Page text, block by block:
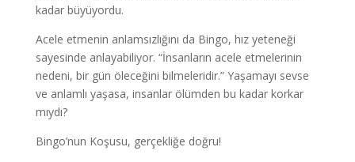
kadar büyüyordu.
Acele etmenin anlamsızlığını da Bingo, hız yeteneği
sayesinde anlayabiliyor. “İnsanların acele etmelerinin
nedeni, bir gün öleceğini bilmeleridir.” Yaşamayı sevse
ve anlamlı yaşasa, insanlar ölümden bu kadar korkar
mıydı?
Bingo’nun Koşusu, gerçekliğe doğru!